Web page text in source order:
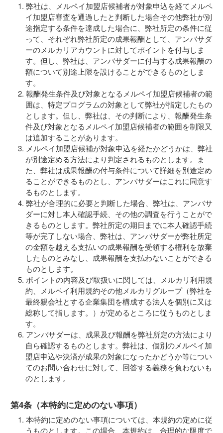
弊社は、メルペイ加盟店候補者が対象申込を経てメルペ
イ加盟店審査を通過したと判断した場合その他弊社が別
途指定する条件を達成した場合に、弊社所定の条件に従
って、それぞれ弊社所定の成果報酬として、アンバサダ
ーのメルカリアカウントに対してポイントを付与しま
す。但し、弊社は、アンバサダーに付与する成果報酬の
額について別途上限を設けることができるものとしま
す。
報酬発生条件及び対象となるメルペイ加盟店候補者の範
囲は、特定プログラムの対象として弊社が指定したもの
とします。但し、弊社は、その判断により、報酬発生条
件及び対象となるメルペイ加盟店候補者の範囲を制限又
は追加することがあります。
メルペイ加盟店候補が対象申込を経たかどうかは、弊社
が別途定める方法により判定されるものとします。ま
た、弊社は成果報酬の付与条件について詳細を別途定め
ることができるものとし、アンバサダーはこれに同意す
るものとします。
弊社が合理的に必要と判断した場合、弊社は、アンバサ
ダーに対し本人確認手続、その他の調査を行うことがで
きるものとします。弊社所定の期日までに本人確認手続
等が完了しない場合、弊社は、アンバサダーが弊社所定
の金額を越える支払いの成果報酬を受領する権利を放棄
したものとみなし、成果報酬を支払わないことができる
ものとします。
ポイントの内容及び取扱いに関しては、メルカリ利用規
約、メルペイ利用規約その他メルカリグループ（弊社を
最終親会社とする企業集団を構成する法人を個別に又は
総称して指します。）が定めるところに従うものとしま
す。
アンバサダーは、成果及び報酬を弊社所定の方法により
自ら確認するものとします。弊社は、個別のメルペイ加
盟店申込や決済が成果の対象になったかどうか等につい
てのお問い合わせに対して、回答する義務を負わないも
のとします。
第4条（本特約に定めのない事項）
本特約に定めのない事項については、本規約の定めに従
うものとします。この場合、本規約は、合理的な限度で